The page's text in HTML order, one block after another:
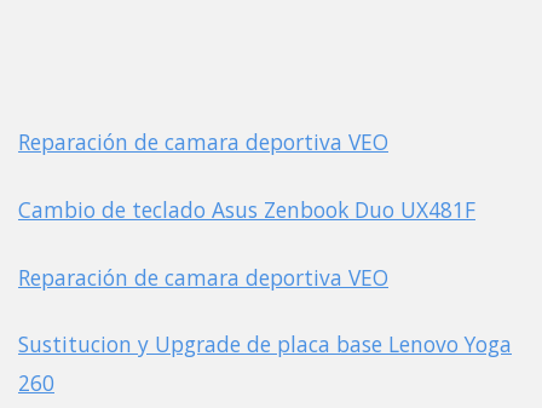
Reparación de camara deportiva VEO
Cambio de teclado Asus Zenbook Duo UX481F
Reparación de camara deportiva VEO
Sustitucion y Upgrade de placa base Lenovo Yoga
260